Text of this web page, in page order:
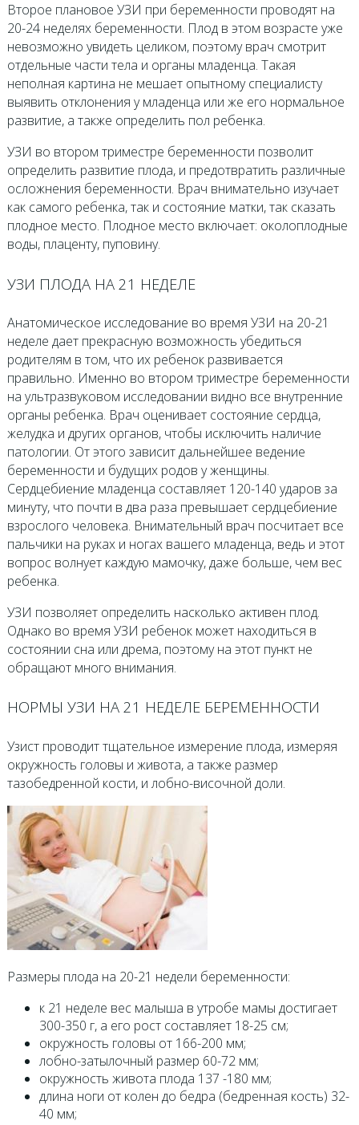
Второе плановое УЗИ при беременности проводят на
20-24 неделях беременности. Плод в этом возрасте уже
невозможно увидеть целиком, поэтому врач смотрит
отдельные части тела и органы младенца. Такая
неполная картина не мешает опытному специалисту
выявить отклонения у младенца или же его нормальное
развитие, а также определить пол ребенка.
УЗИ во втором триместре беременности позволит
определить развитие плода, и предотвратить различные
осложнения беременности. Врач внимательно изучает
как самого ребенка, так и состояние матки, так сказать
плодное место. Плодное место включает: околоплодные
воды, плаценту, пуповину.
УЗИ ПЛОДА НА 21 НЕДЕЛЕ
Анатомическое исследование во время УЗИ на 20-21
неделе дает прекрасную возможность убедиться
родителям в том, что их ребенок развивается
правильно. Именно во втором триместре беременности
на ультразвуковом исследовании видно все внутренние
органы ребенка. Врач оценивает состояние сердца,
желудка и других органов, чтобы исключить наличие
патологии. От этого зависит дальнейшее ведение
беременности и будущих родов у женщины.
Сердцебиение младенца составляет 120-140 ударов за
минуту, что почти в два раза превышает сердцебиение
взрослого человека. Внимательный врач посчитает все
пальчики на руках и ногах вашего младенца, ведь и этот
вопрос волнует каждую мамочку, даже больше, чем вес
ребенка.
УЗИ позволяет определить насколько активен плод.
Однако во время УЗИ ребенок может находиться в
состоянии сна или дрема, поэтому на этот пункт не
обращают много внимания.
НОРМЫ УЗИ НА 21 НЕДЕЛЕ БЕРЕМЕННОСТИ
Узист проводит тщательное измерение плода, измеряя
окружность головы и живота, а также размер
тазобедренной кости, и лобно-височной доли.
Размеры плода на 20-21 недели беременности:
к 21 неделе вес малыша в утробе мамы достигает
300-350 г, а его рост составляет 18-25 см;
окружность головы от 166-200 мм;
лобно-затылочный размер 60-72 мм;
окружность живота плода 137 -180 мм;
длина ноги от колен до бедра (бедренная кость) 32-
40 мм;